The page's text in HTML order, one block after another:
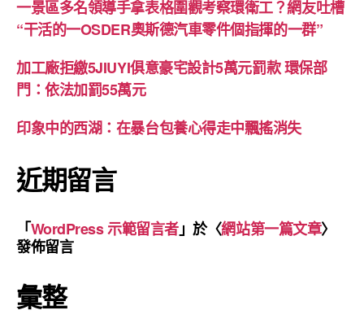
一景區多名領導手拿表格圍觀考察環衛工？網友吐槽
“干活的一OSDER奧斯德汽車零件個指揮的一群”
加工廠拒繳5JIUYI俱意豪宅設計5萬元罰款 環保部
門：依法加罰55萬元
印象中的西湖：在暴台包養心得走中飄搖消失
近期留言
「WordPress 示範留言者」於〈網站第一篇文章〉
發佈留言
彙整